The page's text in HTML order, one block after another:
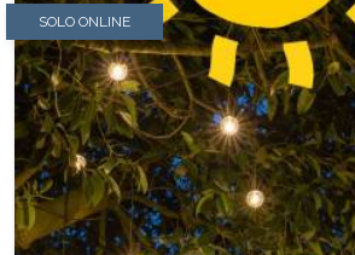
SOLO ONLINE